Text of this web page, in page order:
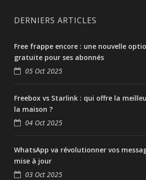
DERNIERS ARTICLES
Free frappe encore : une nouvelle
gratuite pour ses abonnés
05 Oct 2025
Freebox vs Starlink : qui offre la
la maison ?
04 Oct 2025
WhatsApp va révolutionner vos
mise à jour
03 Oct 2025